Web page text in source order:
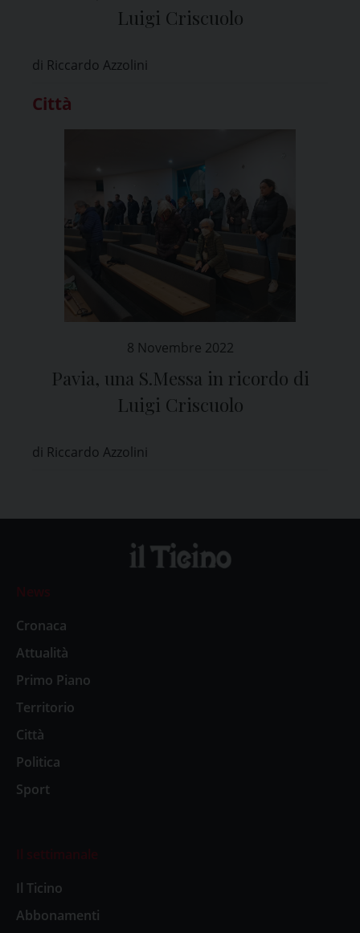
Luigi Criscuolo
di Riccardo Azzolini
Città
8 Novembre 2022
Pavia, una S.Messa in ricordo di
Luigi Criscuolo
di Riccardo Azzolini
News
Cronaca
Attualità
Primo Piano
Territorio
Città
Politica
Sport
Il settimanale
Il Ticino
Abbonamenti